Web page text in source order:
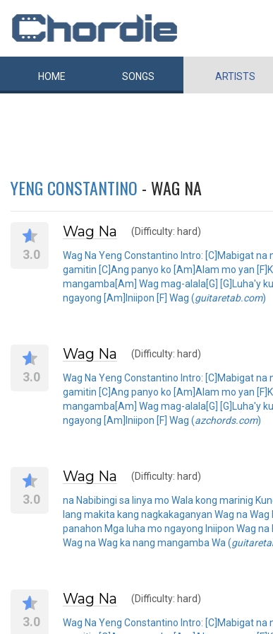
HOME SONGS ARTISTS
YENG CONSTANTINO - WAG NA
3.0
Wag Na (Difficulty: hard)
Wag Na Yeng Constantino Intro: [C]Mabigat
gamitin [C]Ang panyo ko [Am]Alam mo yan
mangamba[Am] Wag mag-alala[G] [G]Luha'y
ngayong [Am]Iniipon [F] Wag (guitaretab.com)
3.0
Wag Na (Difficulty: hard)
Wag Na Yeng Constantino Intro: [C]Mabigat
gamitin [C]Ang panyo ko [Am]Alam mo yan
mangamba[Am] Wag mag-alala[G] [G]Luha'y
ngayong [Am]Iniipon [F] Wag (azchords.com)
3.0
Wag Na (Difficulty: hard)
na Nabibingi sa linya mo Wala kong marinig
lang makita kang nagkakaganyan Wag na
panahon Mga luha mo ngayong Iniipon Wag
Wag na Wag ka nang mangamba Wa (
3.0
Wag Na (Difficulty: hard)
Wag Na Yeng Constantino Intro: [C]Mabigat